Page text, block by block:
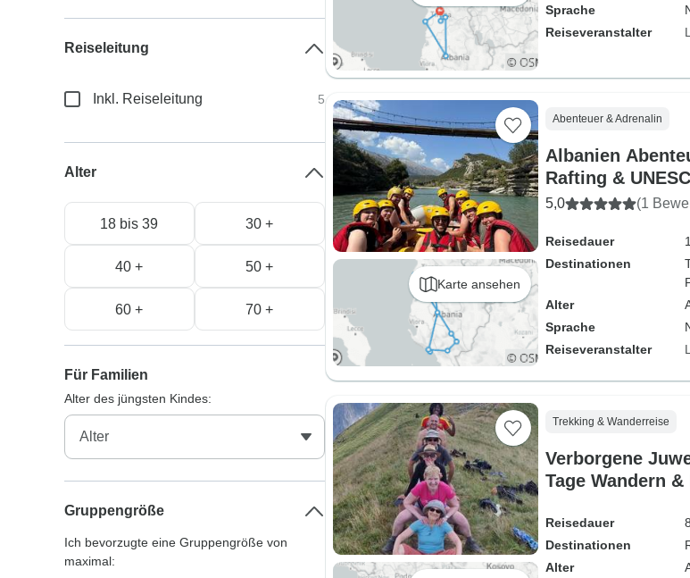
Sprache
Reiseveranstalter
Karte ansehen
Abenteuer & Adrenalin
Albanien
Rafting &
5,0 (1
Reisedauer
Destinationen
Alter
Sprache
Reiseveranstalter
Trekking & Wanderreise
Verborgene
Tage Wandern
Reisedauer
Destinationen
Alter
Reiseleitung
Inkl. Reiseleitung 5
Alter
18 bis 39 30 +
40 + 50 +
60 + 70 +
Für Familien
Alter des jüngsten Kindes:
Gruppengröße
Ich bevorzugte eine Gruppengröße von
maximal: